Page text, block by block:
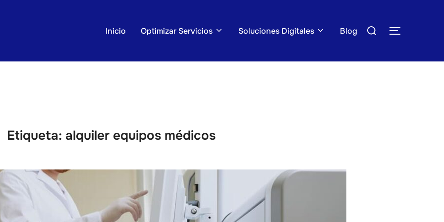
Inicio Optimizar Servicios Soluciones Digitales Blog
Buscar:
Etiqueta: alquiler equipos médicos